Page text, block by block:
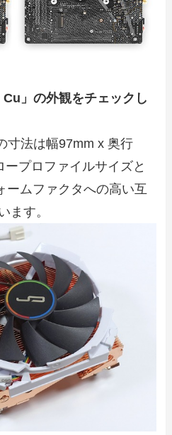
」の外観をチェックし
寸法は幅97mm x 奥行
プロファイルサイズと
ームファクタへの高い互
ます。